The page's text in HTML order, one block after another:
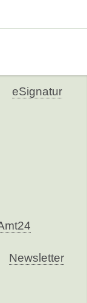
eSignatur
Newsletter